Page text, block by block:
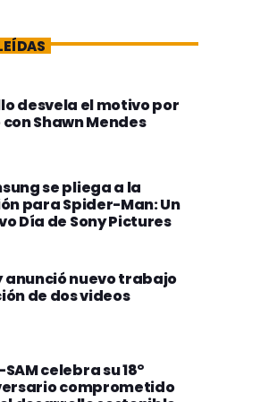
desvela el motivo por
Shawn Mendes
se pliega a la
para Spider-Man: Un
Día de Sony Pictures
anunció nuevo trabajo
de dos videos
SAM celebra su 18°
comprometido